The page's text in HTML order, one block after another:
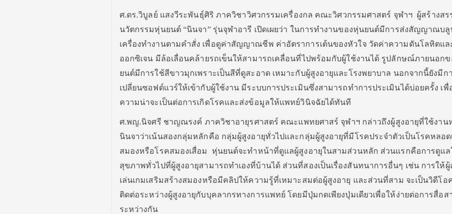
ศ.ดร.วิบูลย์ แสงวีระพันธุ์ศิริ ภาควิชาวิศวกรรมเครื่องกล คณะวิศวกรรมศาสตร์ จุฬาฯ ผู้สร้างสร
นวัตกรรมหุ่นยนต์ “นินจา” รุ่นจุฬาอารี เปิดเผยว่า ในการทำงานของหุ่นยนต์มีการส่งสัญญาณบ
เครื่องทำงานตามคำสั่ง เพื่อดูค่าสัญญาณชีพ ค่าอัตราการเต้นของหัวใจ วัดค่าความดันโลหิตแล
ออกซิเจน มีล้อเลื่อนคล้ายรถเข็นให้สามารถเคลื่อนที่ไปพร้อมกับผู้ใช้งานได้ รูปลักษณ์ภายนอก
ยนต์มีการใช้สีขาวมุกเพราะเป็นสีที่ดูสะอาด เหมาะกับผู้สูงอายุและโรงพยาบาล นอกจากนี้ยังมีก
เปลี่ยนซอฟต์แวร์ให้เข้ากับผู้ใช้งาน มีระบบการประเมินซึ่งสามารถทำการประเมินได้บ่อยครั้ง เพื่
ความน่าจะเป็นต่อการเกิดโรคและส่งข้อมูลให้แพทย์วินิจฉัยได้ทันที
ศ.พญ.นิจศรี ชาญณรงค์ ภาควิชาอายุรศาสตร์ คณะแพทยศาสร์ จุฬาฯ กล่าวถึงผู้สูงอายุที่ใช้งาน
นินจาว่าเน้นสองกลุ่มหลักคือ กลุ่มผู้สูงอายุทั่วไปและกลุ่มผู้สูงอายุที่มีโรคประจำตัวเป็นโรคหลอด
สมองหรือโรคสมองเสื่อม หุ่นยนต์จะทำหน้าที่ดูแลผู้สูงอายุในสามส่วนหลัก ส่วนแรกคือการดูแล
สุขภาพทั่วไปที่ผู้สูงอายุสามารถทำเองที่บ้านได้ ส่วนที่สองเป็นเรื่องสันทนาการอื่นๆ เช่น การให้ผู้
เล่นเกมเสริมสร้างสมองหรือมีคลิปให้ความรู้ที่เหมาะสมต่อผู้สูงอายุ และส่วนที่สาม จะเป็นวิดีโอ
ติดต่อระหว่างผู้สูงอายุกับบุคลากรทางการแพทย์ โดยมีปุ่มกดเพียงปุ่มเดียวเพื่อให้ง่ายต่อการสื่อส
ระหว่างกัน